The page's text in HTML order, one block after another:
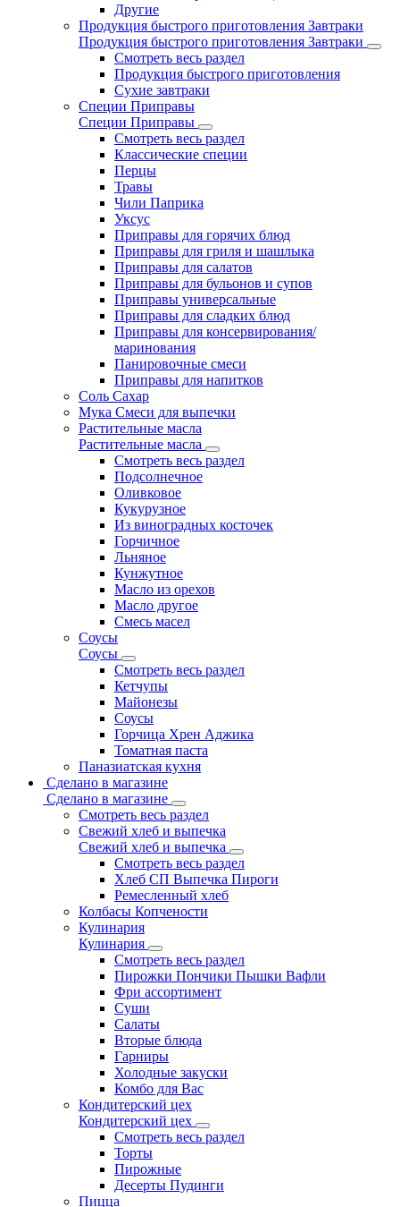
Другие
Продукция быстрого приготовления Завтраки
Продукция быстрого приготовления Завтраки
Смотреть весь раздел
Продукция быстрого приготовления
Сухие завтраки
Специи Приправы
Специи Приправы
Смотреть весь раздел
Классические специи
Перцы
Травы
Чили Паприка
Уксус
Приправы для горячих блюд
Приправы для гриля и шашлыка
Приправы для салатов
Приправы для бульонов и супов
Приправы универсальные
Приправы для сладких блюд
Приправы для консервирования/
маринования
Панировочные смеси
Приправы для напитков
Соль Сахар
Мука Смеси для выпечки
Растительные масла
Растительные масла
Смотреть весь раздел
Подсолнечное
Оливковое
Кукурузное
Из виноградных косточек
Горчичное
Льняное
Кунжутное
Масло из орехов
Масло другое
Смесь масел
Соусы
Соусы
Смотреть весь раздел
Кетчупы
Майонезы
Соусы
Горчица Хрен Аджика
Томатная паста
Паназиатская кухня
Сделано в магазине
Сделано в магазине
Смотреть весь раздел
Свежий хлеб и выпечка
Свежий хлеб и выпечка
Смотреть весь раздел
Хлеб СП Выпечка Пироги
Ремесленный хлеб
Колбасы Копчености
Кулинария
Кулинария
Смотреть весь раздел
Пирожки Пончики Пышки Вафли
Фри ассортимент
Суши
Салаты
Вторые блюда
Гарниры
Холодные закуски
Комбо для Вас
Кондитерский цех
Кондитерский цех
Смотреть весь раздел
Торты
Пирожные
Десерты Пудинги
Пицца